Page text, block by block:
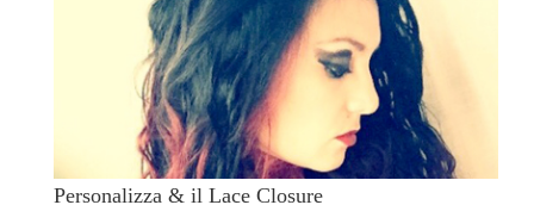
Personalizza & il Lace Closure